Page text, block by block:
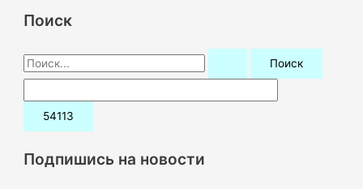
Поиск
П
о
и
:Подпишись на новости